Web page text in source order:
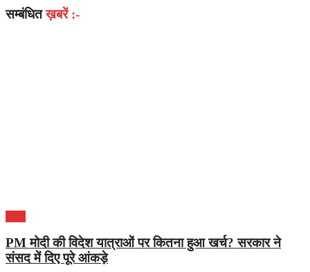
सम्बंधितख़बरें :-
PM मोदी की विदेश यात्राओं पर कितना हुआ खर्च? सरकार ने
संसद में दिए पूरे आंकड़े